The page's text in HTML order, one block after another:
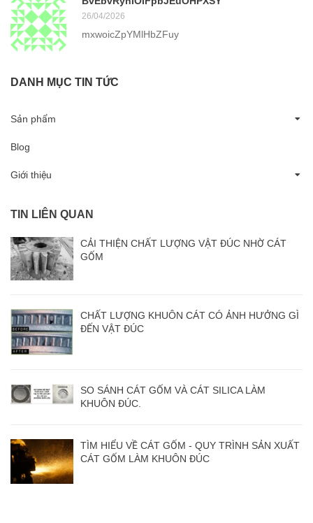
DANH MỤC TIN TỨC
Sản phẩm
Blog
Giới thiệu
TIN LIÊN QUAN
CẢI THIỆN CHẤT LƯỢNG VẬT ĐÚC NHỜ CÁT
GỐM
CHẤT LƯỢNG KHUÔN CÁT CÓ ẢNH HƯỞNG GÌ
ĐẾN VẬT ĐÚC
SO SÁNH CÁT GỐM VÀ CÁT SILICA LÀM
KHUÔN ĐÚC.
TÌM HIỂU VỀ CÁT GỐM - QUY TRÌNH SẢN XUẤT
CÁT GỐM LÀM KHUÔN ĐÚC
26/04/2026
mxwoicZpYMlHbZFuy